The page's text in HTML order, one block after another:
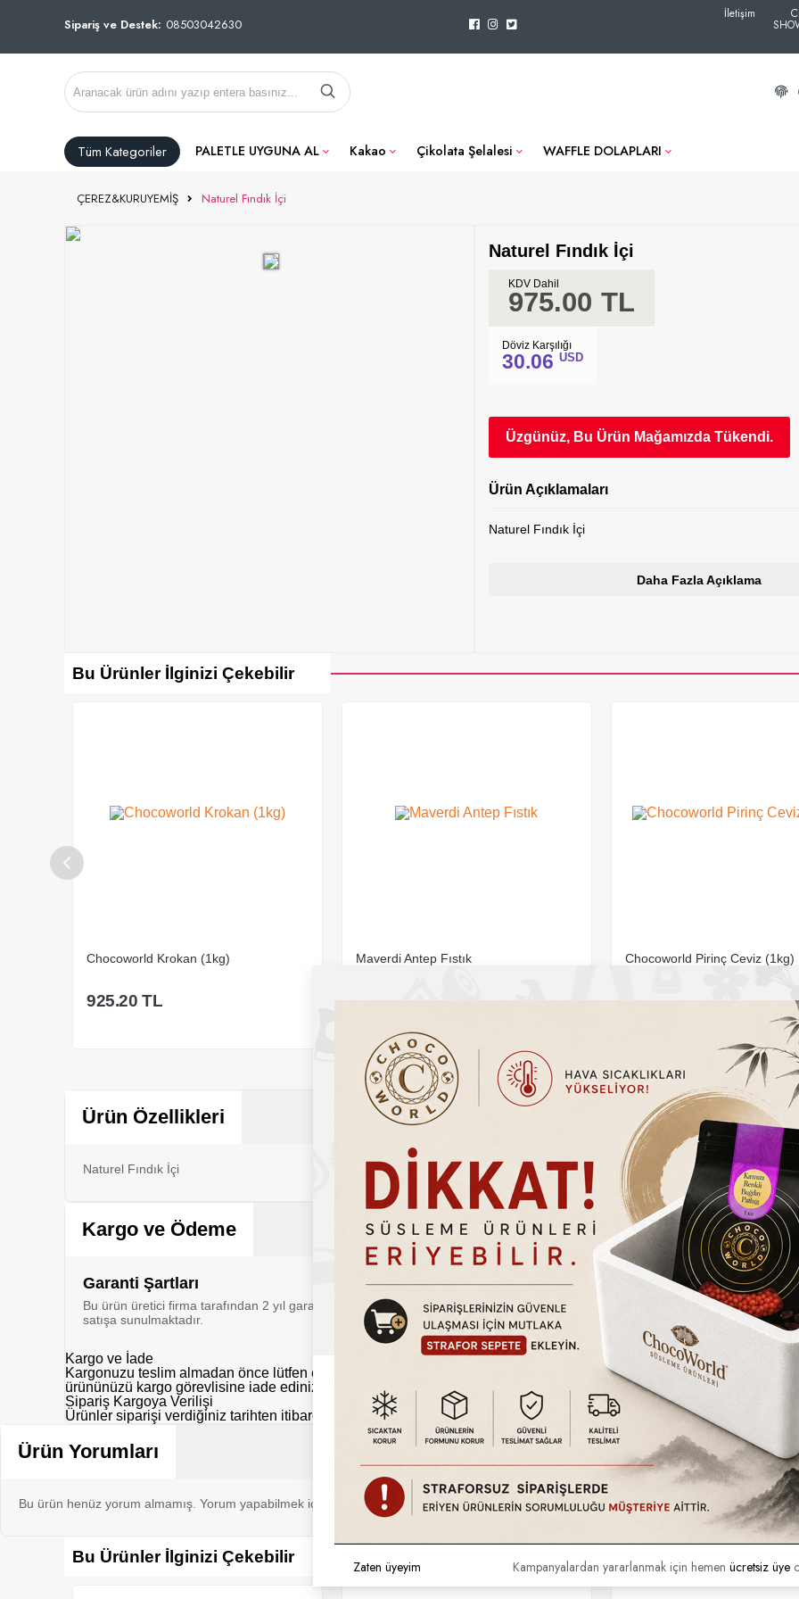
Sipariş ve Destek: 08503042630
İletişim
Tüm Kategoriler PALETLE UYGUNA AL Kakao Çikolata Şelalesi WAFFLE DOLAPLARI
ÇEREZ&KURUYEMİŞ Naturel Fındık İçi
Naturel Fındık İçi
975.00 TL
KDV Dahil
Döviz Karşılığı
30.06 USD
Üzgünüz, Bu Ürün Mağamızda Tükendi.
Ürün Açıklamaları
Naturel Fındık İçi
Daha Fazla Açıklama
Bu Ürünler İlginizi Çekebilir
Maverdi Antep Fıstık
2,365.00 TL
Chocoworld Pirinç Ceviz (1kg)
495.20 TL
Sepete Ekle
File Yer Fıstığı
289.20 TL
Sepete Ekle
Ürün Özellikleri
Naturel Fındık İçi
Kargo ve Ödeme
Garanti Şartları
Bu ürün üretici firma tarafından 2 yıl garanti kapsamı altındadır. Ürün hasarlı kullanım, kullanıcı hataları vb. durumlar
satışa sunulmaktadır.
Kargo ve İade
Kargonuzu teslim almadan önce lütfen eksik, hasarlı ya da ayıplı olup olmadığını kontrol ediniz. Eğer kargonuzda
ürününüzü kargo görevlisine iade ediniz.
Sipariş Kargoya Verilişi
Ürünler siparişi verdiğiniz tarihten itibaren aksi belirtilmedikçe (Hızlı kargo vb. uyarı simgeleri.) 2 iş günü içerisinde
Ürün Yorumları
Bu ürün henüz yorum almamış. Yorum yapabilmek için bu ürünü satın almış olmanız gerekmektedir.
Bu Ürünler İlginizi Çekebilir
Kampanyalardan yararlanmak için hemen ücretsiz üye
Zaten üyeyim